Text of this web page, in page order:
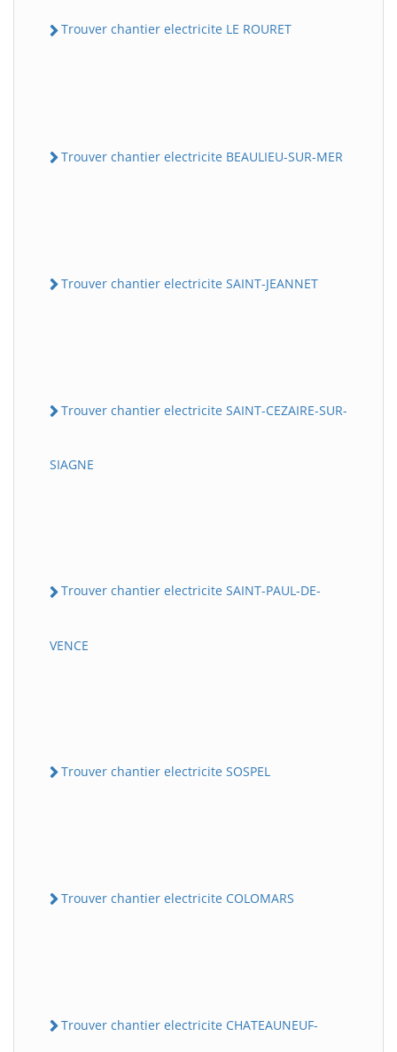
Trouver chantier electricite LE ROURET
Trouver chantier electricite BEAULIEU-SUR-MER
Trouver chantier electricite SAINT-JEANNET
Trouver chantier electricite SAINT-CEZAIRE-SUR-
SIAGNE
Trouver chantier electricite SAINT-PAUL-DE-
VENCE
Trouver chantier electricite SOSPEL
Trouver chantier electricite COLOMARS
Trouver chantier electricite CHATEAUNEUF-